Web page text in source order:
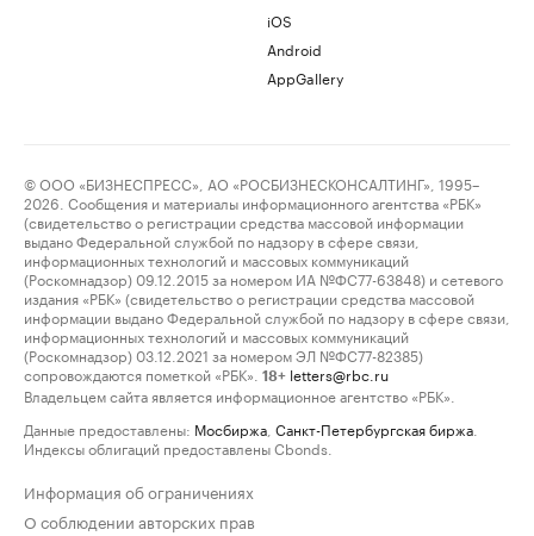
iOS
Android
AppGallery
© ООО «БИЗНЕСПРЕСС», АО «РОСБИЗНЕСКОНСАЛТИНГ», 1995–
2026. Сообщения и материалы информационного агентства «РБК»
(свидетельство о регистрации средства массовой информации
выдано Федеральной службой по надзору в сфере связи,
информационных технологий и массовых коммуникаций
(Роскомнадзор) 09.12.2015 за номером ИА №ФС77-63848) и сетевого
издания «РБК» (свидетельство о регистрации средства массовой
информации выдано Федеральной службой по надзору в сфере связи,
информационных технологий и массовых коммуникаций
(Роскомнадзор) 03.12.2021 за номером ЭЛ №ФС77-82385)
сопровождаются пометкой «РБК».
18+ letters@rbc.ru
Владельцем сайта является информационное агентство «РБК».
Данные предоставлены: Мосбиржа Санкт-Петербургская биржа
Индексы облигаций предоставлены Cbonds.
Информация об ограничениях
О соблюдении авторских прав